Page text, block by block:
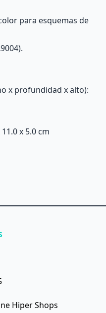
para esquemas de
x profundidad x alto):
x 5.0 cm
Hiper Shops